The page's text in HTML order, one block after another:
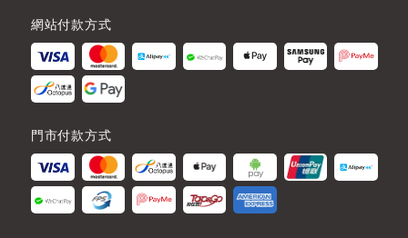
網站付款方式
門市付款方式